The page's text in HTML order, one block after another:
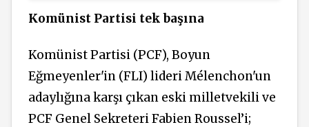
Komünist Partisi tek başına
Komünist Partisi (PCF), Boyun
Eğmeyenler'in (FLI) lideri Mélenchon'un
adaylığına karşı çıkan eski milletvekili ve
PCF Genel Sekreteri Fabien Roussel’i;